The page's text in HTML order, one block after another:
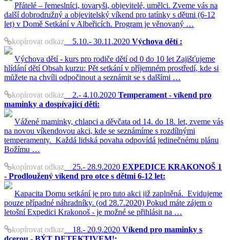
Přátelé – řemeslníci, tovaryši, objevitelé, umělci. Zveme vás na
další dobrodružný a objevitelský víkend pro tatínky s dětmi (6-12
let) v Domě Setkání v Albeřicích. Program je věnovaný …
kopírovat odkaz 5.10.- 30.11.2020 Výchova dětí :
Výchova dětí - kurs pro rodiče dětí od 0 do 10 let Zajišťujeme
hlídání dětí Obsah kurzu: Pět setkání v příjemném prostředí, kde si
můžete na chvíli odpočinout a seznámit se s dalšími …
kopírovat odkaz 2.- 4.10.2020 Temperament - víkend pro
maminky a dospívající děti:
Vážené maminky, chlapci a děvčata od 14. do 18. let, zveme vás
na novou víkendovou akci, kde se seznámíme s rozdílnými
temperamenty. Každá lidská povaha odpovídá jedinečnému plánu
Božímu …
kopírovat odkaz 25.- 28.9.2020 EXPEDICE KRAKONOŠ 1
- Prodloužený víkend pro otce s dětmi 6-12 let:
Kapacita Domu setkání je pro tuto akci již zaplněná. Evidujeme
pouze případné náhradníky. (od 28.7.2020) Pokud máte zájem o
letošní Expedici Krakonoš - je možné se přihlásit na …
kopírovat odkaz 18.- 20.9.2020 Víkend pro maminky s